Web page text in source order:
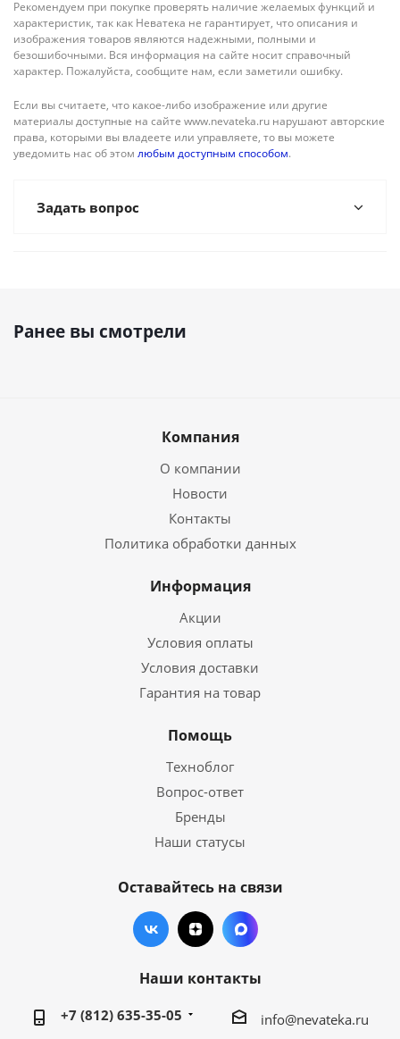
Рекомендуем при покупке проверять наличие желаемых функций и
характеристик, так как Неватека не гарантирует, что описания и
изображения товаров являются надежными, полными и
безошибочными. Вся информация на сайте носит справочный
характер. Пожалуйста, сообщите нам, если заметили ошибку.
Если вы считаете, что какое-либо изображение или другие
материалы доступные на сайте www.nevateka.ru нарушают авторские
права, которыми вы владеете или управляете, то вы можете
уведомить нас об этом любым доступным способом.
Задать вопрос
Ранее вы смотрели
Компания
О компании
Новости
Контакты
Политика обработки данных
Информация
Акции
Условия оплаты
Условия доставки
Гарантия на товар
Помощь
Техноблог
Вопрос-ответ
Бренды
Наши статусы
Оставайтесь на связи
Наши контакты
+7 (812) 635-35-05 info@nevateka.ru